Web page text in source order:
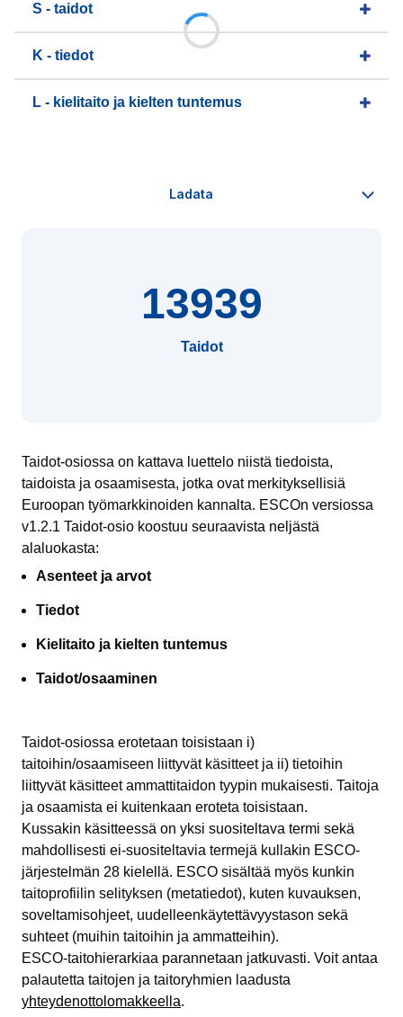
S - taidot
K - tiedot
L - kielitaito ja kielten tuntemus
13939
Taidot
Taidot-osiossa on kattava luettelo niistä tiedoista,
taidoista ja osaamisesta, jotka ovat merkityksellisiä
Euroopan työmarkkinoiden kannalta. ESCOn versiossa
v1.2.1 Taidot-osio koostuu seuraavista neljästä
alaluokasta:
Asenteet ja arvot
Tiedot
Kielitaito ja kielten tuntemus
Taidot/osaaminen
Taidot-osiossa erotetaan toisistaan i)
taitoihin/osaamiseen liittyvät käsitteet ja ii) tietoihin
liittyvät käsitteet ammattitaidon tyypin mukaisesti. Taitoja
ja osaamista ei kuitenkaan eroteta toisistaan.
Kussakin käsitteessä on yksi suositeltava termi sekä
mahdollisesti ei-suositeltavia termejä kullakin ESCO-
järjestelmän 28 kielellä. ESCO sisältää myös kunkin
taitoprofiilin selityksen (metatiedot), kuten kuvauksen,
soveltamisohjeet, uudelleenkäytettävyystason sekä
suhteet (muihin taitoihin ja ammatteihin).
ESCO-taitohierarkiaa parannetaan jatkuvasti. Voit antaa
palautetta taitojen ja taitoryhmien laadusta
yhteydenottolomakkeella.